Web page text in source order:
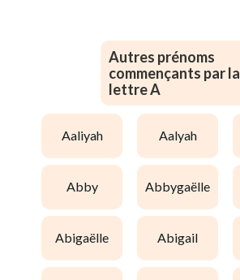
Autres prénoms
commençants par la
lettre A
aaliyah aalyah
abby abbygaëlle
abigaëlle abigail